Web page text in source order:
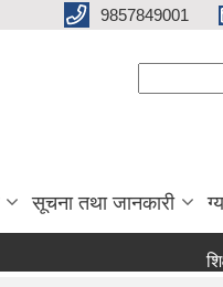
9857849001
सूचना तथा जानकारी
शिक्षक/